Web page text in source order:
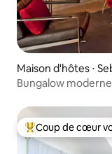
Maison d'hôtes ⋅
Bungalow
Coups de cœur
Coup de cœur